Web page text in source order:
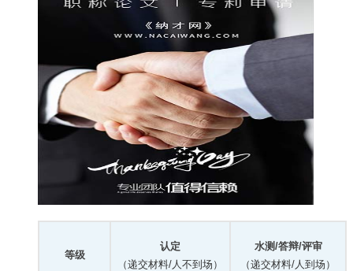
等级
认定
（递交材料/人不到场）
水测/答辩/评审
（递交材料/人到场）